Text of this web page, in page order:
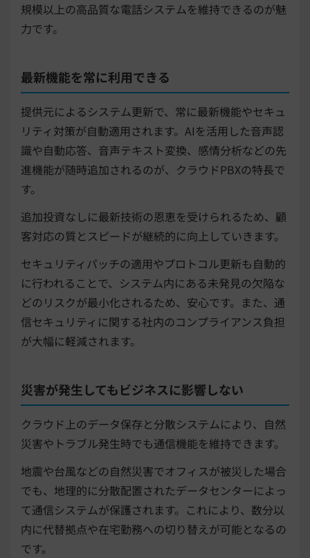
規模以上の高品質な電話システムを維持できるのが魅
力です。
最新機能を常に利用できる
提供元によるシステム更新で、常に最新機能やセキュ
リティ対策が自動適用されます。AIを活用した音声認
識や自動応答、音声テキスト変換、感情分析などの先
進機能が随時追加されるのが、クラウドPBXの特長で
す。
追加投資なしに最新技術の恩恵を受けられるため、顧
客対応の質とスピードが継続的に向上していきます。
セキュリティパッチの適用やプロトコル更新も自動的
に行われることで、システム内にある未発見の欠陥な
どのリスクが最小化されるため、安心です。また、通
信セキュリティに関する社内のコンプライアンス負担
が大幅に軽減されます。
災害が発生してもビジネスに影響しない
クラウド上のデータ保存と分散システムにより、自然
災害やトラブル発生時でも通信機能を維持できます。
地震や台風などの自然災害でオフィスが被災した場合
でも、地理的に分散配置されたデータセンターによっ
て通信システムが保護されます。これにより、数分以
内に代替拠点や在宅勤務への切り替えが可能となるの
です。